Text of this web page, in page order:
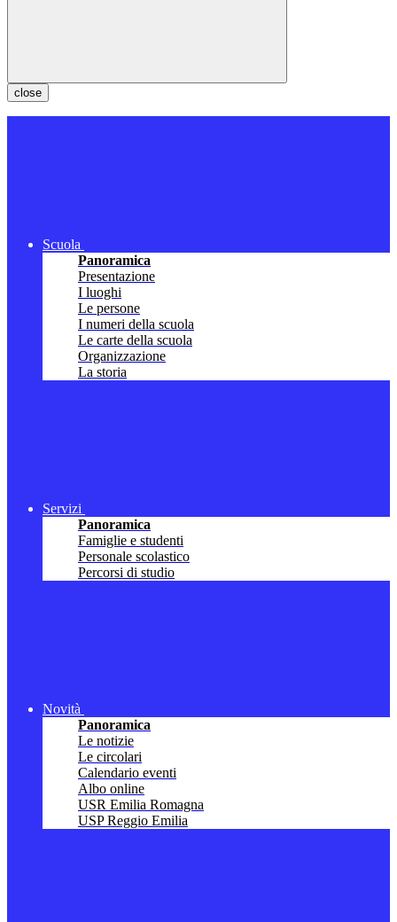
close
Scuola
Panoramica
Presentazione
I luoghi
Le persone
I numeri della scuola
Le carte della scuola
Organizzazione
La storia
Servizi
Panoramica
Famiglie e studenti
Personale scolastico
Percorsi di studio
Novità
Panoramica
Le notizie
Le circolari
Calendario eventi
Albo online
USR Emilia Romagna
USP Reggio Emilia